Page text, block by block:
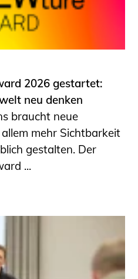
2026 gestartet:
neu denken
braucht neue
mehr Sichtbarkeit
gestalten. Der
...